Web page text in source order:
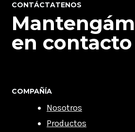
CONTÁCTATENOS
en contacto
COMPAÑÍA
Nosotros
Productos